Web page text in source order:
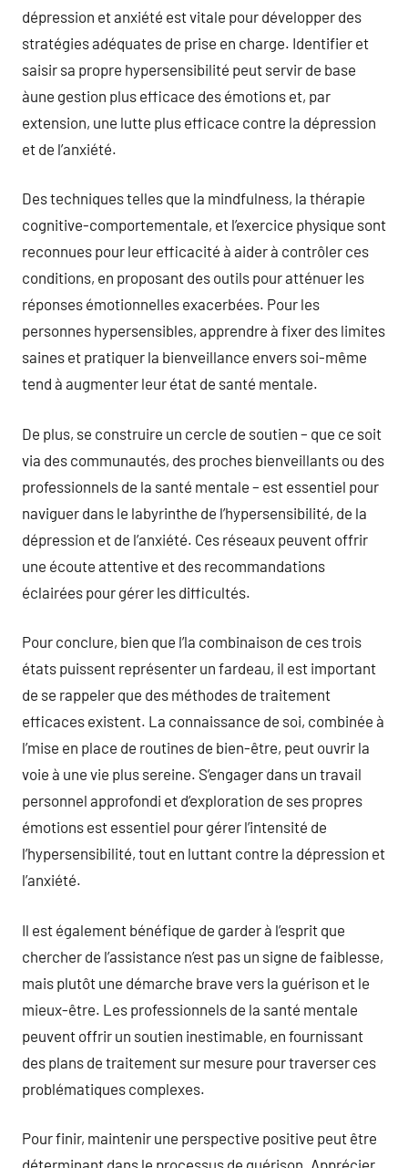
dépression et anxiété est vitale pour développer des
stratégies adéquates de prise en charge. Identifier et
saisir sa propre hypersensibilité peut servir de base
àune gestion plus efficace des émotions et, par
extension, une lutte plus efficace contre la dépression
et de l’anxiété.
Des techniques telles que la mindfulness, la thérapie
cognitive-comportementale, et l’exercice physique sont
reconnues pour leur efficacité à aider à contrôler ces
conditions, en proposant des outils pour atténuer les
réponses émotionnelles exacerbées. Pour les
personnes hypersensibles, apprendre à fixer des limites
saines et pratiquer la bienveillance envers soi-même
tend à augmenter leur état de santé mentale.
De plus, se construire un cercle de soutien – que ce soit
via des communautés, des proches bienveillants ou des
professionnels de la santé mentale – est essentiel pour
naviguer dans le labyrinthe de l’hypersensibilité, de la
dépression et de l’anxiété. Ces réseaux peuvent offrir
une écoute attentive et des recommandations
éclairées pour gérer les difficultés.
Pour conclure, bien que l’la combinaison de ces trois
états puissent représenter un fardeau, il est important
de se rappeler que des méthodes de traitement
efficaces existent. La connaissance de soi, combinée à
l’mise en place de routines de bien-être, peut ouvrir la
voie à une vie plus sereine. S’engager dans un travail
personnel approfondi et d’exploration de ses propres
émotions est essentiel pour gérer l’intensité de
l’hypersensibilité, tout en luttant contre la dépression et
l’anxiété.
Il est également bénéfique de garder à l’esprit que
chercher de l’assistance n’est pas un signe de faiblesse,
mais plutôt une démarche brave vers la guérison et le
mieux-être. Les professionnels de la santé mentale
peuvent offrir un soutien inestimable, en fournissant
des plans de traitement sur mesure pour traverser ces
problématiques complexes.
Pour finir, maintenir une perspective positive peut être
déterminant dans le processus de guérison. Apprécier